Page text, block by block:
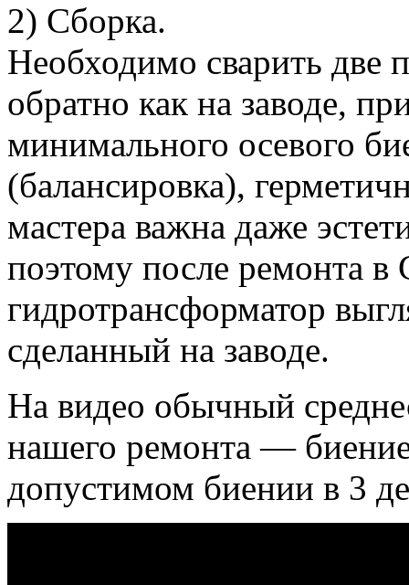
2) Сборка.
Необходимо сварить две
обратно как на заводе,
минимального осевого
(балансировка),
мастера важна даже
поэтому после ремонта в
гидротрансформатор
сделанный на заводе.
На видео обычный
нашего ремонта —
допустимом биении в 3